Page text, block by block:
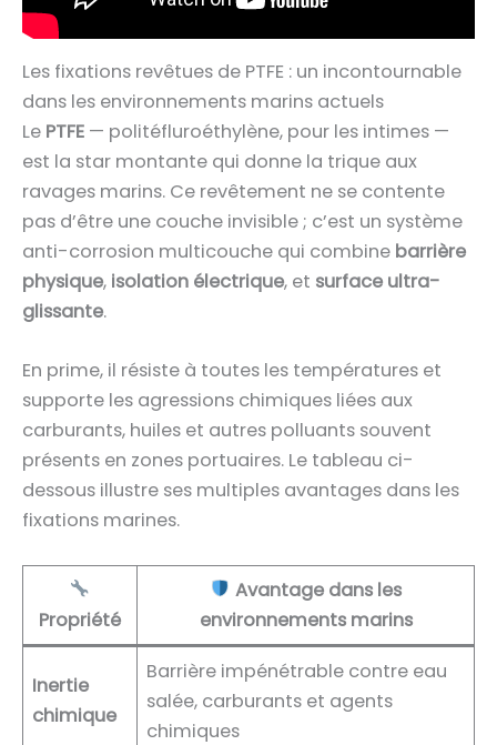
Les fixations revêtues de PTFE : un incontournable
dans les environnements marins actuels
Le PTFE — politéfluroéthylène, pour les intimes —
est la star montante qui donne la trique aux
ravages marins. Ce revêtement ne se contente
pas d’être une couche invisible ; c’est un système
anti-corrosion multicouche qui combine barrière
physique, isolation électrique, et surface ultra-
glissante.
En prime, il résiste à toutes les températures et
supporte les agressions chimiques liées aux
carburants, huiles et autres polluants souvent
présents en zones portuaires. Le tableau ci-
dessous illustre ses multiples avantages dans les
fixations marines.
Propriété
Avantage dans les
environnements marins
Inertie
chimique
Barrière impénétrable contre eau
salée, carburants et agents
chimiques